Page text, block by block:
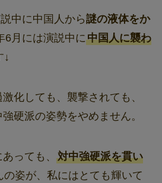
中に中国人から謎の液体をか
6月には演説中に中国人に襲わ
↓
化しても、襲撃されても、
硬派の姿勢をやめません。
っても、 対中強硬派を貫い
の姿が、私にはとても輝いて